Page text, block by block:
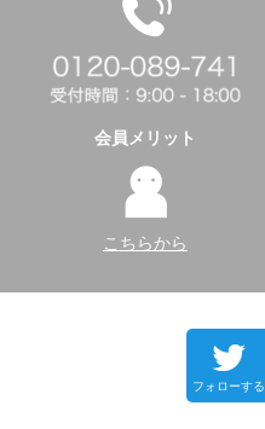
会員メリット
こちらから
フォローする